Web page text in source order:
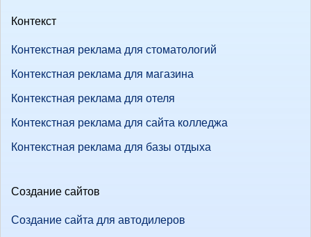
Контекст
Контекстная реклама для стоматологий
Контекстная реклама для магазина
Контекстная реклама для отеля
Контекстная реклама для сайта колледжа
Контекстная реклама для базы отдыха
Создание сайтов
Создание сайта для автодилеров